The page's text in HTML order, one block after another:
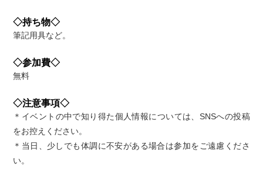
◇持ち物◇
筆記用具など。
◇参加費◇
無料
◇注意事項◇
＊イベントの中で知り得た個人情報については、SNSへの投稿
をお控えください。
＊当日、少しでも体調に不安がある場合は参加をご遠慮くださ
い。